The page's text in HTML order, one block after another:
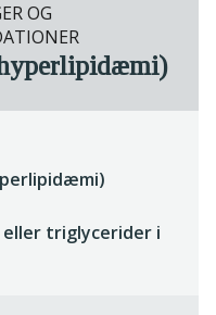
OG
triglycerider i